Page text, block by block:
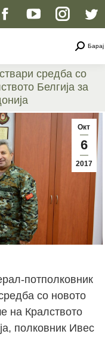
Facebook
opens
in
window
YouTube
opens
window
page
opens
new
window
Барај
средба со
Белгија за
here:
Окт
6
2017
потполковник
со новото
на Кралството
полковник Ивес